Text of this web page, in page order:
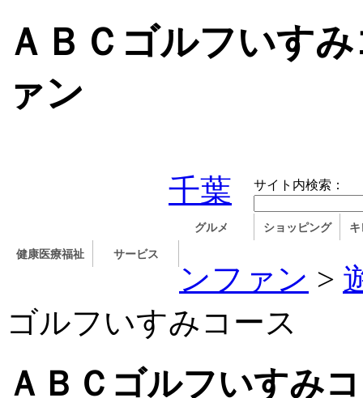
ＡＢＣゴルフいす
ァン
サイト内検索：
グルメ ショッピング
健康医療福祉 サービス
千葉
ンファン >
ゴルフいすみコース
ＡＢＣゴルフいすみ